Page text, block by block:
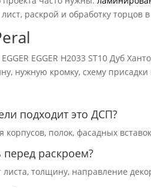
лист, раскрой и обработку торцов
EGGER H2033 ST10 Дуб
нужную кромку, схему присадки
подходит это ДСП?
корпусов, полок, фасадных
раскроем?
толщину, направление